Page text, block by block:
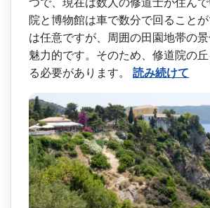
院­と博物館は車で数分で回ること
は任意­ですが、周囲の田園地帯の
魅力的です­。そのため、修道院の
る必要がありま­す。 読み続けて